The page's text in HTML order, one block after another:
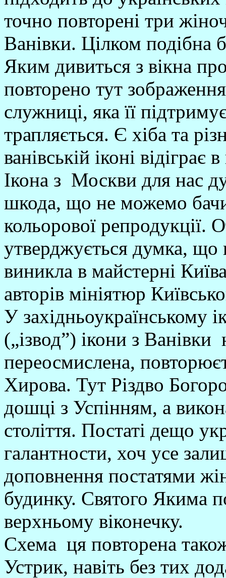
точно повторені три
Ванівки. Цілком подібна
Яким дивиться з вікна
повторено тут
служниці, яка її
трапляється. Є хіба та
ванівській іконі
Ікона з Москви для нас
шкода, що не можемо
кольорової репродукції.
утверджується думка, що
виникла в майстерні
авторів мініятюр
У західньоукраїнському
(„ізвод”) ікони з
переосмислена,
Хирова. Тут Різдво
дошці з Успінням, а
століття. Постаті дещо
галантности, хоч усе
доповнення постатями
будинку. Святого Якима
верхньому віконечку.
Схема ця повторена також
Устрик, навіть без тих